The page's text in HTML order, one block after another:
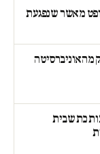
מאשר שנפגעת
מהאוניברסיטה
כת שבית